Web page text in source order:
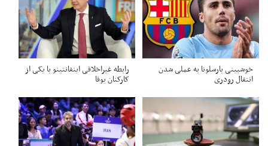
خوشبینی بارسلونا به عملی شدن
انتقال رودری
رابطه غیراخلاقی اینفانتینو با یکی از
کارکنان یوفا